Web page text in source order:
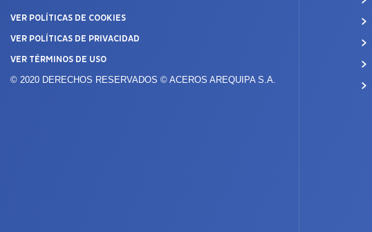
VER POLÍTICAS DE COOKIES
VER POLÍTICAS DE PRIVACIDAD
VER TÉRMINOS DE USO
© 2020 DERECHOS RESERVADOS © ACEROS AREQUIPA S.A.